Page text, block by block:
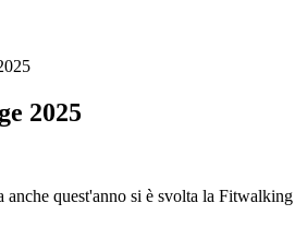
2025
anche quest'anno si è svolta la Fitwalking